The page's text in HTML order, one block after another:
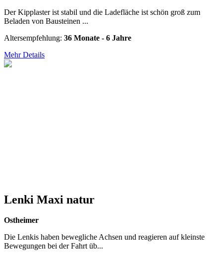
Der Kipplaster ist stabil und die Ladefläche ist schön groß zum
Beladen von Bausteinen ...
Altersempfehlung: 36 Monate - 6 Jahre
Mehr Details
Lenki Maxi natur
Ostheimer
Die Lenkis haben bewegliche Achsen und reagieren auf kleinste
Bewegungen bei der Fahrt üb...